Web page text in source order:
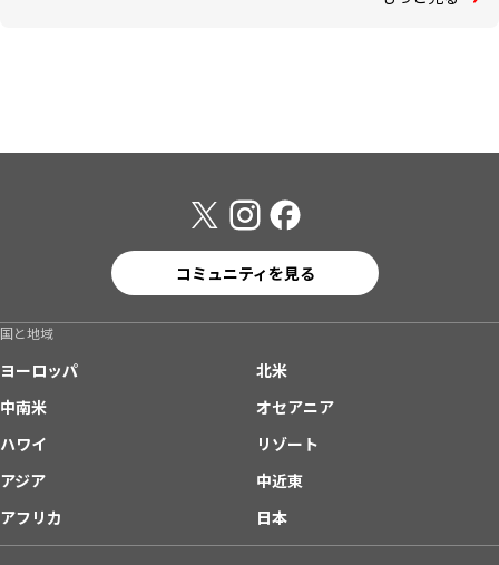
コミュニティを見る
国と地域
ヨーロッパ
北米
中南米
オセアニア
ハワイ
リゾート
アジア
中近東
アフリカ
日本